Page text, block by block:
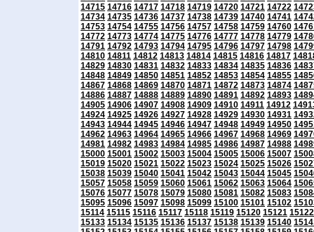
14715 14716 14717 14718 14719 14720 14721 14722
14734 14735 14736 14737 14738 14739 14740 14741
14753 14754 14755 14756 14757 14758 14759 14760
14772 14773 14774 14775 14776 14777 14778 14779
14791 14792 14793 14794 14795 14796 14797 14798
14810 14811 14812 14813 14814 14815 14816 14817
14829 14830 14831 14832 14833 14834 14835 14836
14848 14849 14850 14851 14852 14853 14854 14855
14867 14868 14869 14870 14871 14872 14873 14874
14886 14887 14888 14889 14890 14891 14892 14893
14905 14906 14907 14908 14909 14910 14911 14912
14924 14925 14926 14927 14928 14929 14930 14931
14943 14944 14945 14946 14947 14948 14949 14950
14962 14963 14964 14965 14966 14967 14968 14969
14981 14982 14983 14984 14985 14986 14987 14988
15000 15001 15002 15003 15004 15005 15006 15007
15019 15020 15021 15022 15023 15024 15025 15026
15038 15039 15040 15041 15042 15043 15044 15045
15057 15058 15059 15060 15061 15062 15063 15064
15076 15077 15078 15079 15080 15081 15082 15083
15095 15096 15097 15098 15099 15100 15101 15102
15114 15115 15116 15117 15118 15119 15120 15121 15122
15133 15134 15135 15136 15137 15138 15139 15140